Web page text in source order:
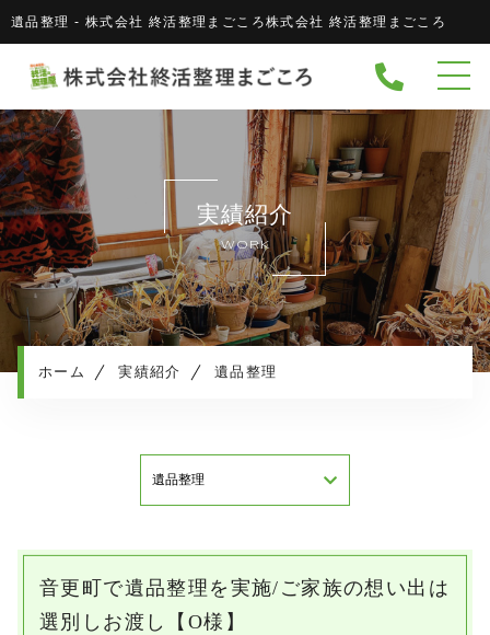
遺品整理 - 株式会社 終活整理まごころ株式会社 終活整理まごころ
当社について
協力企業
キャンペーン
サービスメニュー
実績紹介
サービスの流れ
コンテンツ
実績紹介
WORK
ホーム 実績紹介 遺品整理
音更町で遺品整理を実施/ご家族の想い出は
選別しお渡し【O様】